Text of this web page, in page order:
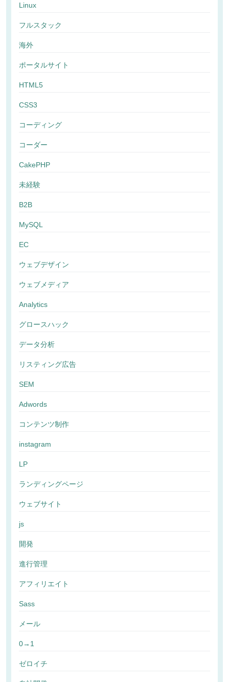
Linux
フルスタック
海外
ポータルサイト
HTML5
CSS3
コーディング
コーダー
CakePHP
未経験
B2B
MySQL
EC
ウェブデザイン
ウェブメディア
Analytics
グロースハック
データ分析
リスティング広告
SEM
Adwords
コンテンツ制作
instagram
LP
ランディングページ
ウェブサイト
js
開発
進行管理
アフィリエイト
Sass
メール
0→1
ゼロイチ